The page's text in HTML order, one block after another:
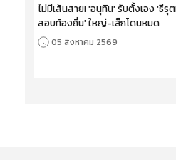
ไม่มีเส้นสาย! 'อนุทิน' รับตั้งเอง 'ธี
สอบท้องถิ่น' ใหญ่-เล็กโดนหมด
05 สิงหาคม 2569